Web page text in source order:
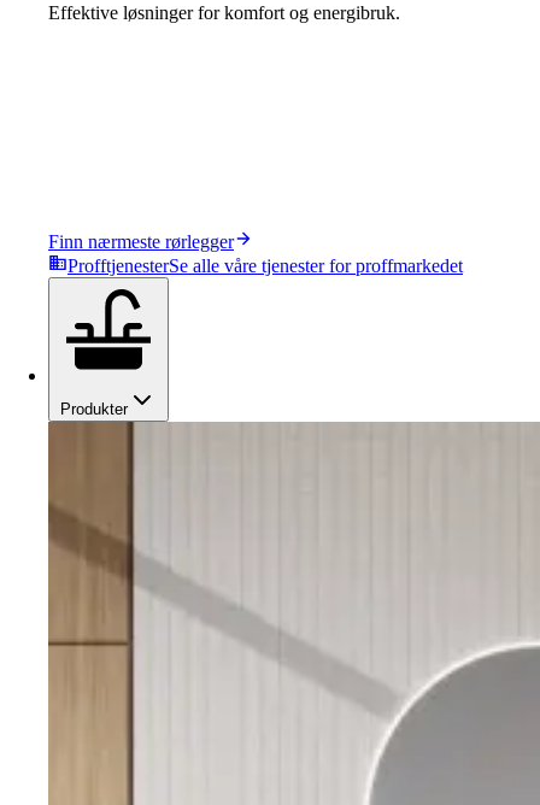
Effektive løsninger for komfort og energibruk.
Finn nærmeste rørlegger
ProfftjenesterSe alle våre tjenester for proffmarkedet
Produkter